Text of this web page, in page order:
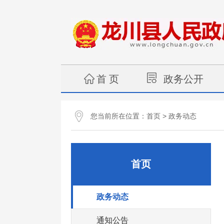
首 页 政务公开
您当前所在位置： 首页 > 政务动态
首页
政务动态
通知公告